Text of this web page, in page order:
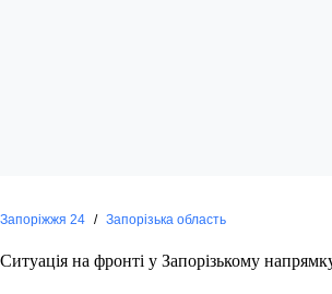
Запоріжжя 24 / Запорізька область
Ситуація на фронті у Запорізькому